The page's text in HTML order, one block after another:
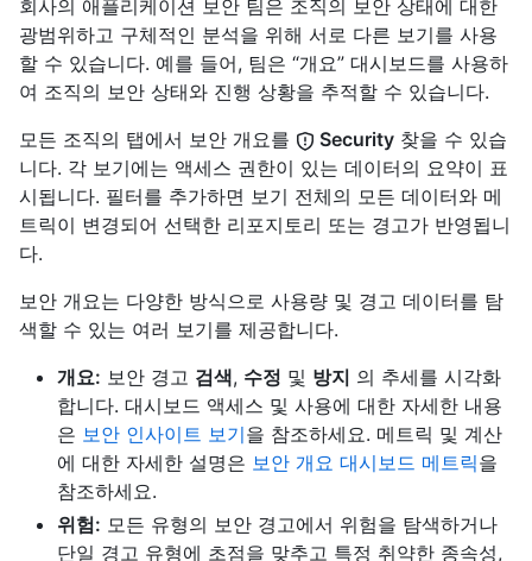
회사의 애플리케이션 보안 팀은 조직의 보안 상태에 대한
광범위하고 구체적인 분석을 위해 서로 다른 보기를 사용
할 수 있습니다. 예를 들어, 팀은 “개요” 대시보드를 사용하
여 조직의 보안 상태와 진행 상황을 추적할 수 있습니다.
모든 조직의 탭에서 보안 개요를
Security 찾을 수 있습
니다. 각 보기에는 액세스 권한이 있는 데이터의 요약이 표
시됩니다. 필터를 추가하면 보기 전체의 모든 데이터와 메
트릭이 변경되어 선택한 리포지토리 또는 경고가 반영됩니
다.
보안 개요는 다양한 방식으로 사용량 및 경고 데이터를 탐
색할 수 있는 여러 보기를 제공합니다.
개요: 보안 경고 검색, 수정 및 방지 의 추세를 시각화
합니다. 대시보드 액세스 및 사용에 대한 자세한 내용
은 보안 인사이트 보기을 참조하세요. 메트릭 및 계산
에 대한 자세한 설명은 보안 개요 대시보드 메트릭을
참조하세요.
위험: 모든 유형의 보안 경고에서 위험을 탐색하거나
단일 경고 유형에 초점을 맞추고 특정 취약한 종속성,